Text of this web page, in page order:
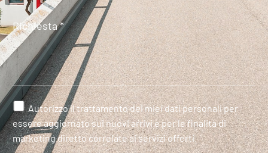
Autorizzo il trattamento dei miei dati personali per
essere aggiornato sui nuovi arrivi e per le finalità di
marketing diretto correlate ai servizi offerti.